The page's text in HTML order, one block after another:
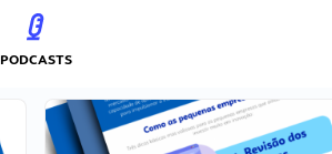
PODCASTS